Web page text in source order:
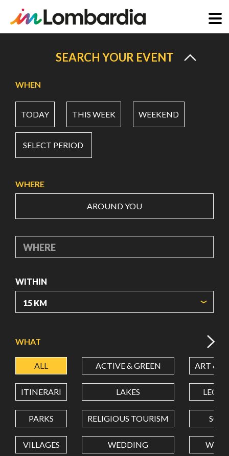
content
SEARCH YOUR EVENT
WHEN
TODAY THIS WEEK WEEKEND
SELECT PERIOD
WHERE
AROUND YOU
WHERE
WITHIN
LATITUDE
LONGITUDE
Value in decimal degrees. Use dot (.) as decimal separator.
WHAT
ALL ACTIVE & GREEN ART &
ITINERARI LAKES
PARKS RELIGIOUS TOURISM
VILLAGES WEDDING